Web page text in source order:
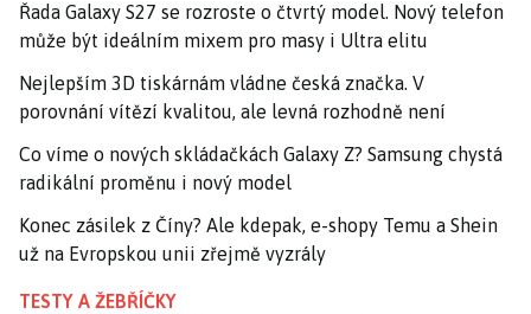
Řada Galaxy S27 se rozroste o čtvrtý model. Nový telefon
může být ideálním mixem pro masy i Ultra elitu
Nejlepším 3D tiskárnám vládne česká značka. V
porovnání vítězí kvalitou, ale levná rozhodně není
Co víme o nových skládačkách Galaxy Z? Samsung chystá
radikální proměnu i nový model
Konec zásilek z Číny? Ale kdepak, e-shopy Temu a Shein
už na Evropskou unii zřejmě vyzrály
TESTY A ŽEBŘÍČKY